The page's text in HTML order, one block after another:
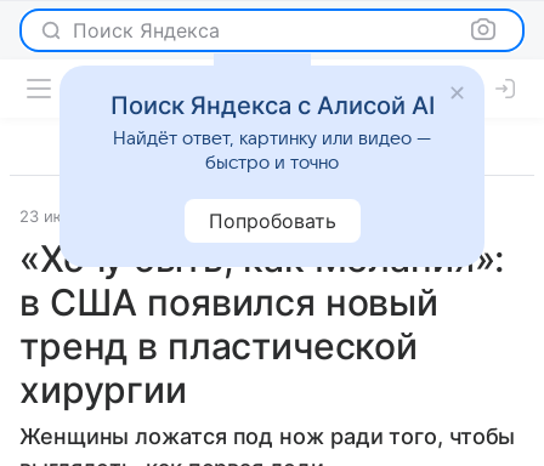
Поиск Яндекса
23 июня 2017 Светская жизнь
«Хочу быть, как Мелания»:
в США появился новый
тренд в пластической
хирургии
Женщины ложатся под нож ради того, чтобы
Поиск Яндекса с Алисой AI
Найдёт ответ, картинку или видео —
быстро и точно
Попробовать